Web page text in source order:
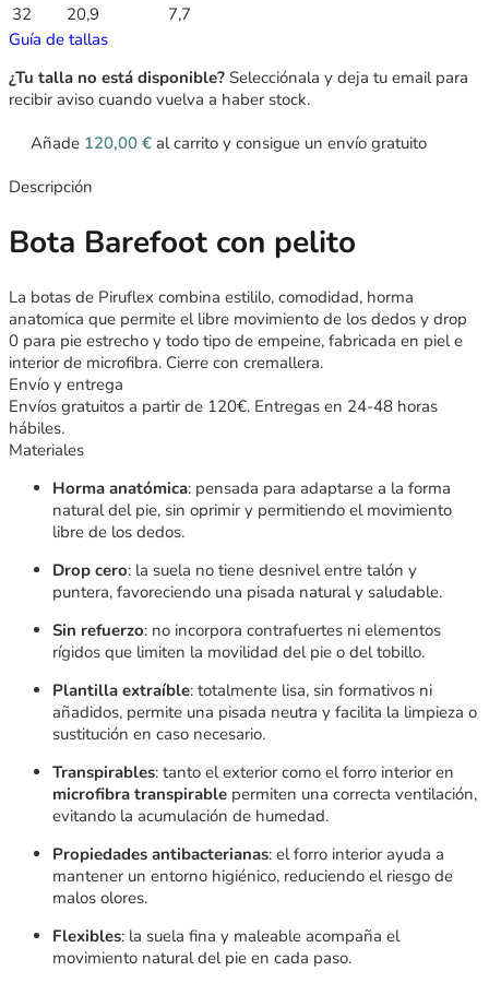
32
20,9
7,7
Guía de tallas
¿Tu talla no está disponible? Selecciónala y deja tu email para
recibir aviso cuando vuelva a haber stock.
Añade 120,00 € al carrito y consigue un envío gratuito
Descripción
Bota Barefoot con pelito
La botas de Piruflex combina estililo, comodidad, horma
anatomica que permite el libre movimiento de los dedos y drop
0 para pie estrecho y todo tipo de empeine, fabricada en piel e
interior de microfibra. Cierre con cremallera.
Envío y entrega
Envíos gratuitos a partir de 120€. Entregas en 24-48 horas
hábiles.
Materiales
Horma anatómica: pensada para adaptarse a la forma
natural del pie, sin oprimir y permitiendo el movimiento
libre de los dedos.
Drop cero: la suela no tiene desnivel entre talón y
puntera, favoreciendo una pisada natural y saludable.
Sin refuerzo: no incorpora contrafuertes ni elementos
rígidos que limiten la movilidad del pie o del tobillo.
Plantilla extraíble: totalmente lisa, sin formativos ni
añadidos, permite una pisada neutra y facilita la limpieza o
sustitución en caso necesario.
Transpirables: tanto el exterior como el forro interior en
microfibra transpirable permiten una correcta ventilación,
evitando la acumulación de humedad.
Propiedades antibacterianas: el forro interior ayuda a
mantener un entorno higiénico, reduciendo el riesgo de
malos olores.
Flexibles: la suela fina y maleable acompaña el
movimiento natural del pie en cada paso.